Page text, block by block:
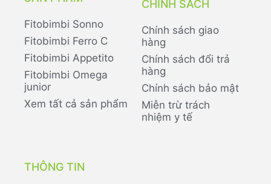
Fitobimbi Sonno
Fitobimbi Ferro C
Fitobimbi Appetito
Fitobimbi Omega
junior
Xem tất cả sản phẩm
CHÍNH SÁCH
Chính sách giao
hàng
Chính sách đổi trả
hàng
Chính sách bảo mật
Miễn trừ trách
nhiệm y tế
THÔNG TIN